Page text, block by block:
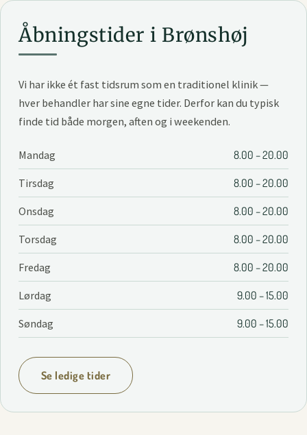
Åbningstider i Brønshøj
Vi har ikke ét fast tidsrum som en traditionel klinik —
hver behandler har sine egne tider. Derfor kan du typisk
finde tid både morgen, aften og i weekenden.
Mandag 8.00 – 20.00
Tirsdag 8.00 – 20.00
Onsdag 8.00 – 20.00
Torsdag 8.00 – 20.00
Fredag 8.00 – 20.00
Lørdag 9.00 – 15.00
Søndag 9.00 – 15.00
Se ledige tider